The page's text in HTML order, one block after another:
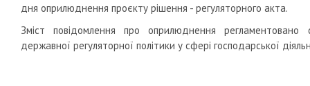
дня оприлюднення проєкту рішення - регуляторного акта.
Зміст повідомлення про оприлюднення
державної регуляторної політики у сфері господарської